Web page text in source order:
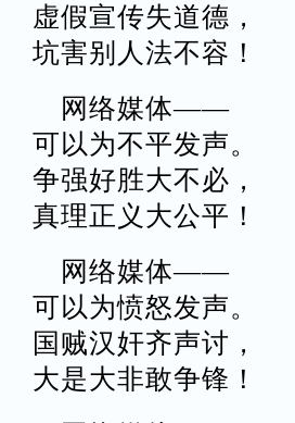
虚假宣传失道德，
坑害别人法不容！
网络媒体——
可以为不平发声。
争强好胜大不必，
真理正义大公平！
网络媒体——
可以为愤怒发声。
国贼汉奸齐声讨，
大是大非敢争锋！